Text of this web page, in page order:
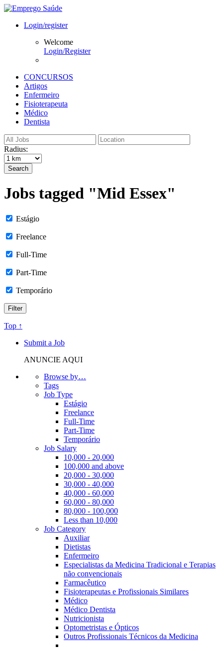
Login/register
Welcome
Login/Register
CONCURSOS
Artigos
Enfermeiro
Fisioterapeuta
Médico
Dentista
Radius:
Search
Jobs tagged "Mid Essex"
Estágio
Freelance
Full-Time
Part-Time
Temporário
Top ↑
Submit a Job
ANUNCIE AQUI
Browse by…
Tags
Job Type
Estágio
Freelance
Full-Time
Part-Time
Temporário
Job Salary
10,000 - 20,000
100,000 and above
20,000 - 30,000
30,000 - 40,000
40,000 - 60,000
60,000 - 80,000
80,000 - 100,000
Less than 10,000
Job Category
Auxiliar
Dietistas
Enfermeiro
Especialistas da Medicina Tradicional e Terapias
não convencionais
Farmacêutico
Fisioterapeutas e Profissionais Similares
Médico
Médico Dentista
Nutricionista
Optometristas e Ópticos
Outros Profissionais Técnicos da Medicina